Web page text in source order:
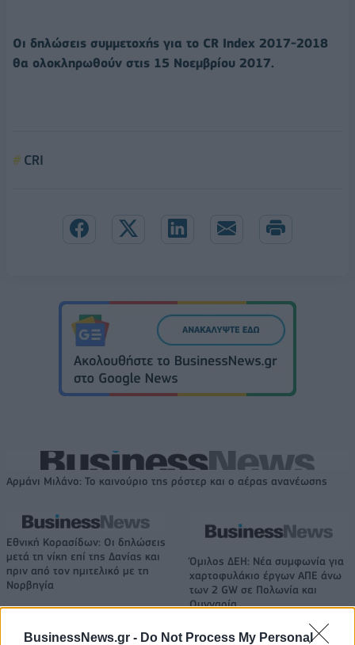
BusinessNews.gr - Do Not Process My Personal
Οι δηλώσεις συμμετοχής για το CR Index 2017-2018
θα ολοκληρωθούν στις 15 Νοεμβρίου 2017.
CRI
Αρμάνι Μιλάνο: Το καινούριο της ρόστερ και ο αέρας ανανέωσης
Εθνική Κορασίδων: Οι δηλώσεις
μετά τη νίκη επί της Δανίας και
πριν από τον ημιτελικό με τη
Νορβηγία
Όμιλος ΔΕΗ: Νέα συμφωνία για
χαρτοφυλάκιο έργων ΑΠΕ άνω
των 2 GW σε Πολωνία και
Ουγγαρία